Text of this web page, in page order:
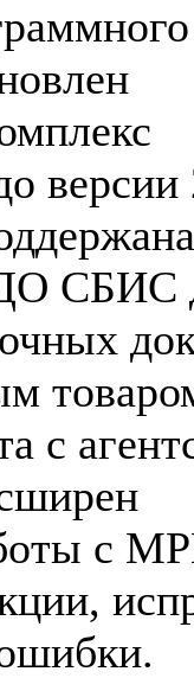
СБИС
с
с